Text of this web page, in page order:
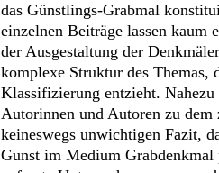
das Günstlings-Grabmal
einzelnen Beiträge lassen kaum
der Ausgestaltung der
komplexe Struktur des Themas,
Klassifizierung entzieht.
Autorinnen und Autoren zu dem
keineswegs unwichtigen Fazit,
Gunst im Medium